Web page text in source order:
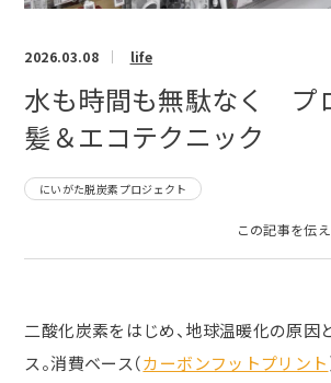
2026.03.08 life
水も時間も無駄なく プ
髪＆エコテクニック
にいがた脱炭素プロジェクト
二酸化炭素をはじめ、地球温暖化の原因
ス。消費ベース（カーボンフットプリント